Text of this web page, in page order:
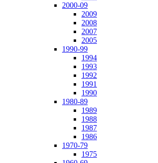
2000-09
2009
2008
2007
2005
1990-99
1994
1993
1992
1991
1990
1980-89
1989
1988
1987
1986
1970-79
1975